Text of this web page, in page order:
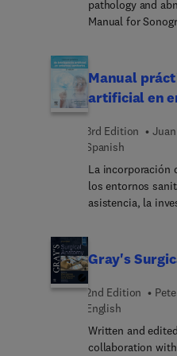
pathology and
Manual for
and providing
learn ultrasound
Featuring
new line
hands-on
prepares you for
advanced
Manual
artificial en
3rd Edition
Spanish
La incorporación
los entornos
asistencia, la
ecosistema
grandes
nube, la
things), la
información en
transformación
y, más
Gray's
2nd Edition
English
Written and
collaboration